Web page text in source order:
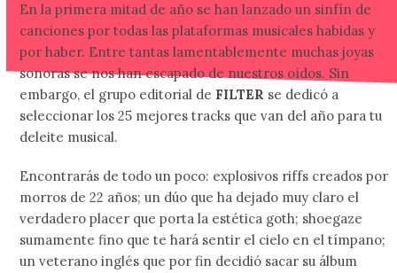
En la primera mitad de año se han lanzado un sinfín de
canciones por todas las plataformas musicales habidas y
por haber. Entre tantas lamentablemente muchas joyas
sonoras se nos han escapado de nuestros oídos. Sin
embargo, el grupo editorial de FILTER se dedicó a
seleccionar los 25 mejores tracks que van del año para tu
deleite musical.
Encontrarás de todo un poco: explosivos riffs creados por
morros de 22 años; un dúo que ha dejado muy claro el
verdadero placer que porta la estética goth; shoegaze
sumamente fino que te hará sentir el cielo en el tímpano;
un veterano inglés que por fin decidió sacar su álbum